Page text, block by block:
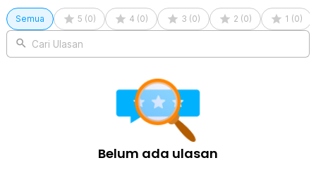
Rincian yang Anda dapatkan untuk pembelian produk ini:
1 x Taffware Power Inverter Mobil Pure Sine Wave DC 12V to AC
1 x Set Kabel Inverter
Semua 5 (0) 4 (0) 3 (0) 2 (0) 1 (0)
Cari Ulasan
Belum ada ulasan